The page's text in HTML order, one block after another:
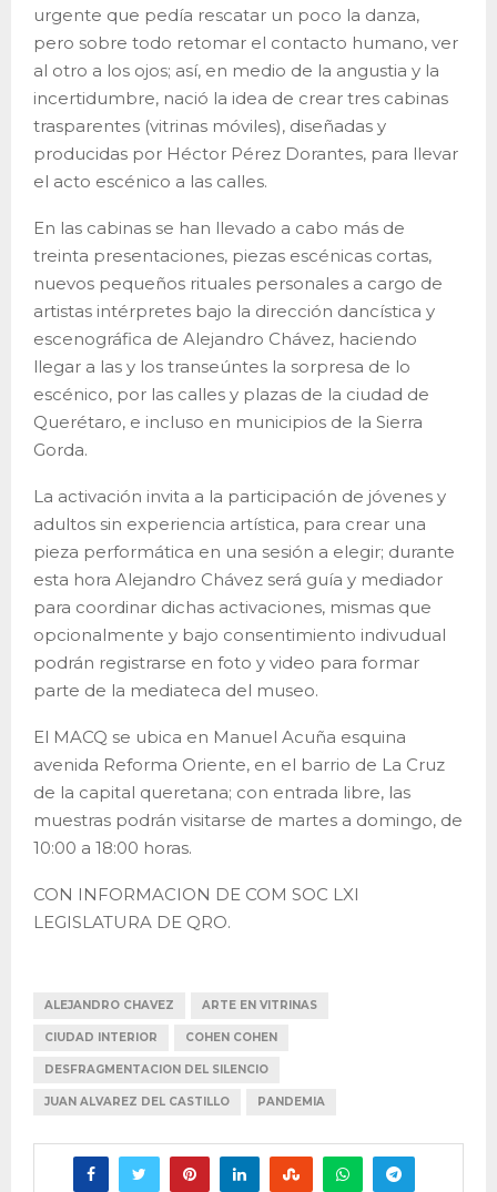
urgente que pedía rescatar un poco la danza,
pero sobre todo retomar el contacto humano, ver
al otro a los ojos; así, en medio de la angustia y la
incertidumbre, nació la idea de crear tres cabinas
trasparentes (vitrinas móviles), diseñadas y
producidas por Héctor Pérez Dorantes, para llevar
el acto escénico a las calles.
En las cabinas se han llevado a cabo más de
treinta presentaciones, piezas escénicas cortas,
nuevos pequeños rituales personales a cargo de
artistas intérpretes bajo la dirección dancística y
escenográfica de Alejandro Chávez, haciendo
llegar a las y los transeúntes la sorpresa de lo
escénico, por las calles y plazas de la ciudad de
Querétaro, e incluso en municipios de la Sierra
Gorda.
La activación invita a la participación de jóvenes y
adultos sin experiencia artística, para crear una
pieza performática en una sesión a elegir; durante
esta hora Alejandro Chávez será guía y mediador
para coordinar dichas activaciones, mismas que
opcionalmente y bajo consentimiento indivudual
podrán registrarse en foto y video para formar
parte de la mediateca del museo.
El MACQ se ubica en Manuel Acuña esquina
avenida Reforma Oriente, en el barrio de La Cruz
de la capital queretana; con entrada libre, las
muestras podrán visitarse de martes a domingo, de
10:00 a 18:00 horas.
CON INFORMACION DE COM SOC LXI
LEGISLATURA DE QRO.
ALEJANDRO CHAVEZ ARTE EN VITRINAS
CIUDAD INTERIOR COHEN COHEN
DESFRAGMENTACION DEL SILENCIO
JUAN ALVAREZ DEL CASTILLO PANDEMIA